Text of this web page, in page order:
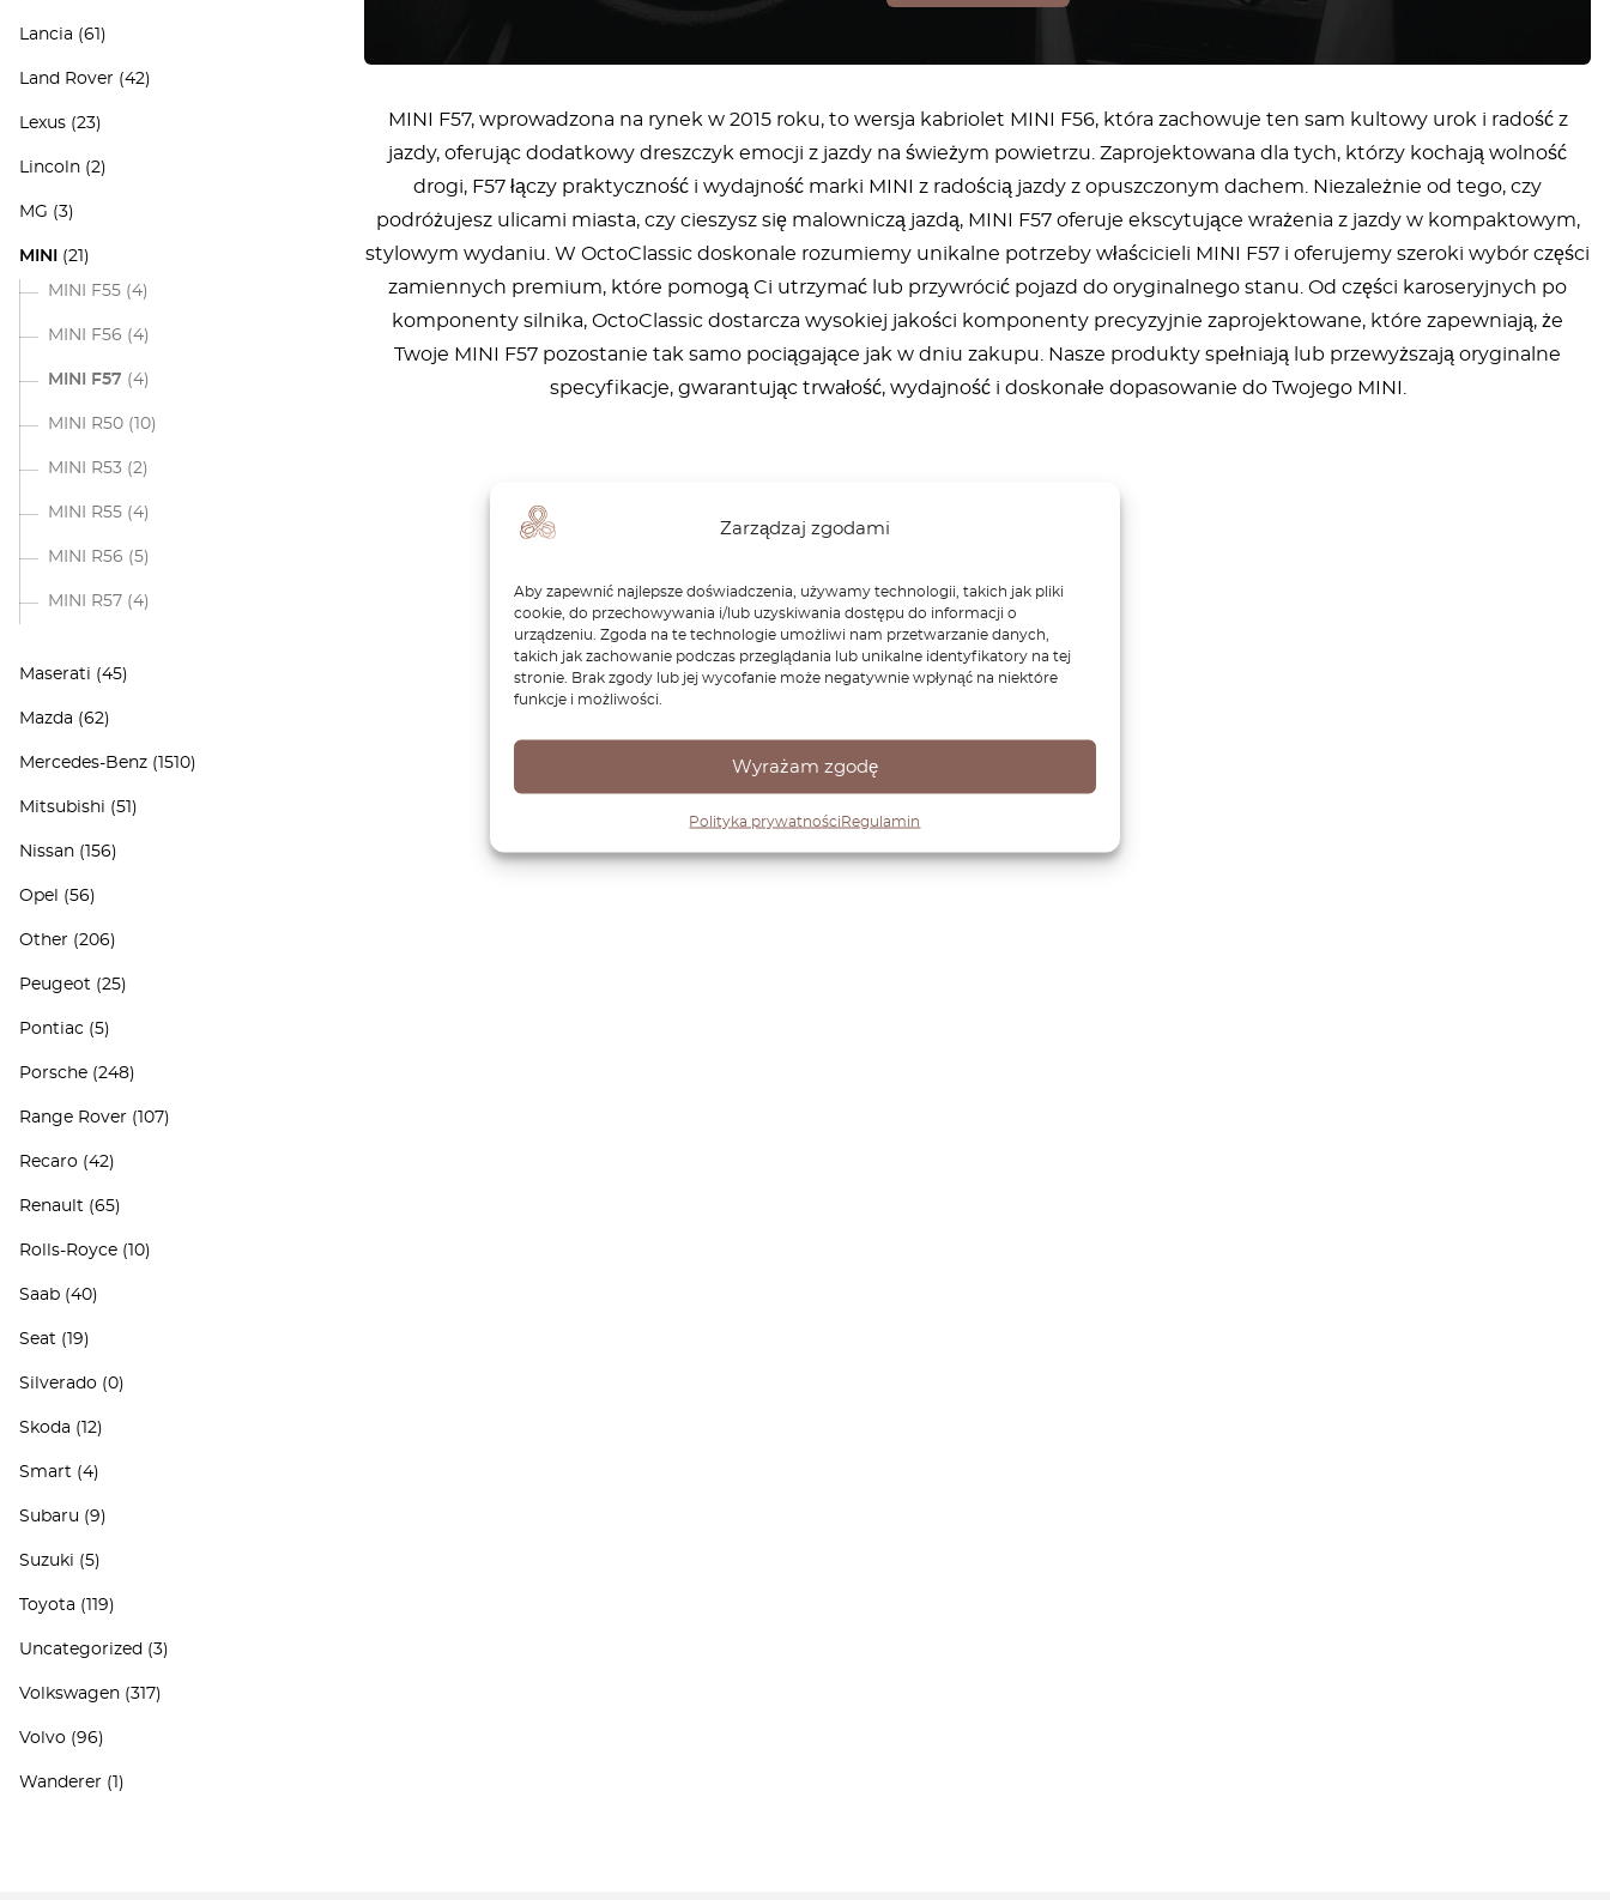
Zarządzaj zgodami
Aby zapewnić najlepsze doświadczenia, używamy technologii, takich jak pliki
cookie, do przechowywania i/lub uzyskiwania dostępu do informacji o
urządzeniu. Zgoda na te technologie umożliwi nam przetwarzanie danych,
takich jak zachowanie podczas przeglądania lub unikalne identyfikatory na tej
stronie. Brak zgody lub jej wycofanie może negatywnie wpłynąć na niektóre
funkcje i możliwości.
Wyrażam zgodę
Polityka prywatności Regulamin
Lancia (61)
Land Rover (42)
Lexus (23)
Lincoln (2)
MG (3)
MINI (21)
MINI F55 (4)
MINI F56 (4)
MINI F57 (4)
MINI R50 (10)
MINI R53 (2)
MINI R55 (4)
MINI R56 (5)
MINI R57 (4)
Maserati (45)
Mazda (62)
Mercedes-Benz (1510)
Mitsubishi (51)
Nissan (156)
Opel (56)
Other (206)
Peugeot (25)
Pontiac (5)
Porsche (248)
Range Rover (107)
Recaro (42)
Renault (65)
Rolls-Royce (10)
Saab (40)
Seat (19)
Silverado (0)
Skoda (12)
Smart (4)
Subaru (9)
Suzuki (5)
Toyota (119)
Uncategorized (3)
Volkswagen (317)
Volvo (96)
Wanderer (1)
MINI F57, wprowadzona na rynek w 2015 roku, to wersja kabriolet MINI F56, która zachowuje ten sam kultowy urok i radość z
jazdy, oferując dodatkowy dreszczyk emocji z jazdy na świeżym powietrzu. Zaprojektowana dla tych, którzy kochają wolność
drogi, F57 łączy praktyczność i wydajność marki MINI z radością jazdy z opuszczonym dachem. Niezależnie od tego, czy
podróżujesz ulicami miasta, czy cieszysz się malowniczą jazdą, MINI F57 oferuje ekscytujące wrażenia z jazdy w kompaktowym,
stylowym wydaniu. W OctoClassic doskonale rozumiemy unikalne potrzeby właścicieli MINI F57 i oferujemy szeroki wybór części
zamiennych premium, które pomogą Ci utrzymać lub przywrócić pojazd do oryginalnego stanu. Od części karoseryjnych po
komponenty silnika, OctoClassic dostarcza wysokiej jakości komponenty precyzyjnie zaprojektowane, które zapewniają, że
Twoje MINI F57 pozostanie tak samo pociągające jak w dniu zakupu. Nasze produkty spełniają lub przewyższają oryginalne
specyfikacje, gwarantując trwałość, wydajność i doskonałe dopasowanie do Twojego MINI.